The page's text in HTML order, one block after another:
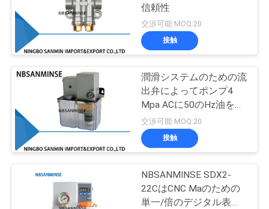
行
質
理
空気の空気バイブ
レーター
真鍮の電磁弁
38
信頼性
交渉可能 MOQ:20
接触
潤滑システムのための流
出弁によってポンプ4
Mpa ACに50のHz油を差
すNBSANMINSE SDR5-
34Zのグリース380ボル
ト
交渉可能 MOQ:20
接触
NBSANMINSE SDX2-
22CはCNC Maのための
単一/倍のデジタル表示